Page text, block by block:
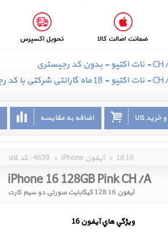
اضافه به مقایسه خرید کالا
کد کالا : 4639 » iPhone آیفون » 16 16
iPhone 16 128GB Pink CH/A
آیفون 16 128 گیگابایت صورتی دو سیم کارت
ويژگي هاي آيفون 16